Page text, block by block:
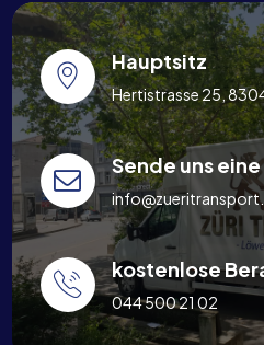
Hauptsitz
Hertistrasse 25,
Sende uns eine
kostenlose
044 500 21 02